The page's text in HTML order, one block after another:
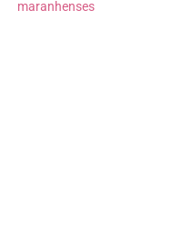
maranhenses